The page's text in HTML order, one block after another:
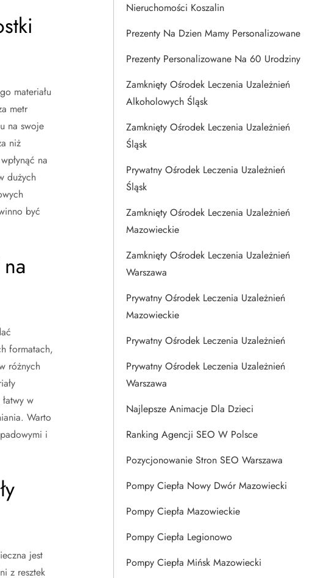
materiału
metr
na swoje
niż
na
dużych
być
formatach,
różnych
w
Warto
i
jest
z resztek
Nieruchomości Koszalin
Prezenty Na Dzien Mamy Personalizowane
Prezenty Personalizowane Na 60 Urodziny
Zamknięty Ośrodek Leczenia Uzależnień
Alkoholowych Śląsk
Zamknięty Ośrodek Leczenia Uzależnień
Śląsk
Prywatny Ośrodek Leczenia Uzależnień
Śląsk
Zamknięty Ośrodek Leczenia Uzależnień
Mazowieckie
Zamknięty Ośrodek Leczenia Uzależnień
Warszawa
Prywatny Ośrodek Leczenia Uzależnień
Mazowieckie
Prywatny Ośrodek Leczenia Uzależnień
Prywatny Ośrodek Leczenia Uzależnień
Warszawa
Najlepsze Animacje Dla Dzieci
Ranking Agencji SEO W Polsce
Pozycjonowanie Stron SEO Warszawa
Pompy Ciepła Nowy Dwór Mazowiecki
Pompy Ciepła Mazowieckie
Pompy Ciepła Legionowo
Pompy Ciepła Mińsk Mazowiecki